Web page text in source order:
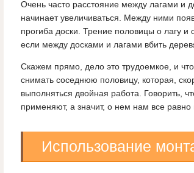
Очень часто расстояние между лагами и
начинает увеличиваться. Между ними
прогиба доски. Трение половицы о лагу и
если между досками и лагами вбить
Скажем прямо, дело это трудоемкое, и
снимать соседнюю половицу, которая,
выполняться двойная работа. Говорить,
применяют, а значит, о нем нам все
Использование